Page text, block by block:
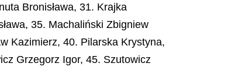
Bronisława, 31. Krajka
35. Machaliński Zbigniew
Kazimierz, 40. Pilarska Krystyna,
Grzegorz Igor, 45. Szutowicz